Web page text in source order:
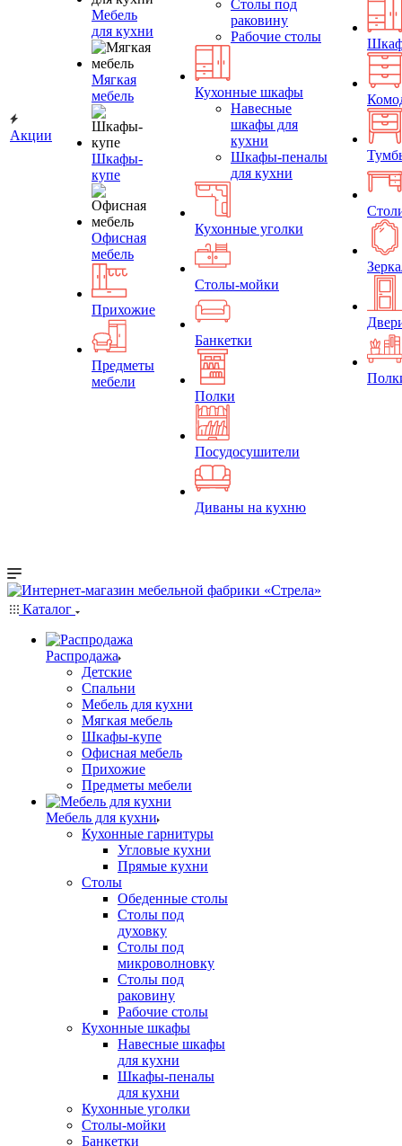
Акции
Мебель
для кухни
Мягкая
мебель
Шкафы-
купе
Офисная
мебель
Прихожие
Предметы
мебели
Столы под
раковину
Рабочие столы
Кухонные шкафы
Навесные
шкафы для
кухни
Шкафы-пеналы
для кухни
Кухонные уголки
Столы-мойки
Банкетки
Полки
Посудосушители
Диваны на кухню
Каталог
Распродажа
Детские
Спальни
Мебель для кухни
Мягкая мебель
Шкафы-купе
Офисная мебель
Прихожие
Предметы мебели
Мебель для кухни
Кухонные гарнитуры
Угловые кухни
Прямые кухни
Столы
Обеденные столы
Столы под
духовку
Столы под
микроволновку
Столы под
раковину
Рабочие столы
Кухонные шкафы
Навесные шкафы
для кухни
Шкафы-пеналы
для кухни
Кухонные уголки
Столы-мойки
Банкетки